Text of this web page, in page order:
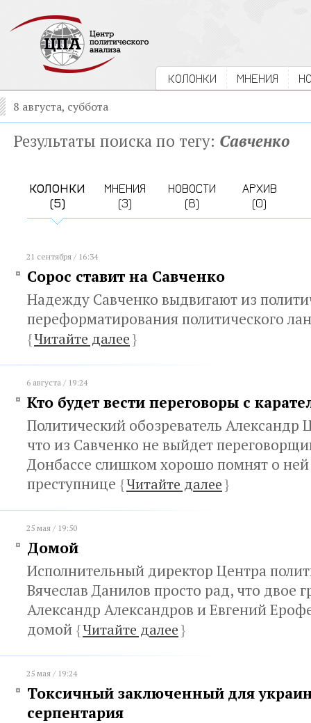
КОЛОНКИ МНЕНИЯ
8 августа, суббота
Результаты поиска по тегу: Савченко
КОЛОНКИ
(5)
МНЕНИЯ
(3)
НОВОСТИ
(8)
АРХИВ
(0)
21 сентября / 16:34
Сорос ставит на Савченко
Надежду Савченко выдвигают из
переформатирования политического
{Читайте далее}
6 августа / 19:24
Кто будет вести переговоры с
Политический обозреватель Александр
что из Савченко не выйдет
Донбассе слишком хорошо помнят о
преступнице {Читайте далее}
25 мая / 19:50
Домой
Исполнительный директор Центра
Вячеслав Данилов просто рад, что двое
Александр Александров и Евгений
домой {Читайте далее}
25 мая / 19:24
Токсичный заключенный для
серпентария